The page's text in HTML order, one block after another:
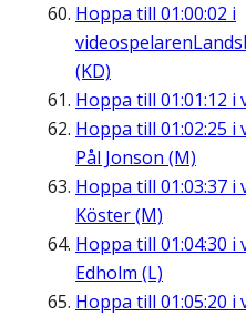
Hoppa till 01:00:02 i
videospelaren
(KD)
Hoppa till 01:01:12 i
Hoppa till 01:02:25 i
Pål Jonson (M)
Hoppa till 01:03:37 i
Köster (M)
Hoppa till 01:04:30 i
Edholm (L)
Hoppa till 01:05:20 i